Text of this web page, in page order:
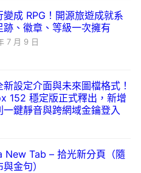
變成 RPG！開源旅遊成就系
跡、徽章、等級一次擁有
7 月 9 日
新設定介面與未來圖檔格式！
152 穩定版正式釋出，新增
一鍵靜音與跨網域金鑰登入
New Tab – 拾光新分頁（隨
金句）